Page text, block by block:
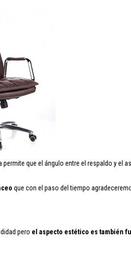
permite que el ángulo entre el respaldo y el
que con el paso del tiempo
pero el aspecto estético es también